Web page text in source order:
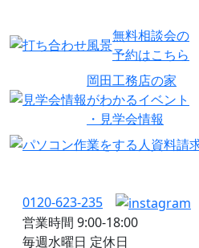
無料相談会の
予約はこちら
岡田工務店の家
がわかるイベント
・見学会情報
資料請
0120-623-235
営業時間 9:00-18:00
毎週水曜日 定休日